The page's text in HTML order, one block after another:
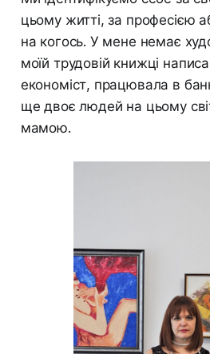
цьому житті, за професією
на когось. У мене немає
моїй трудовій книжці
економіст, працювала в
ще двоє людей на цьому
мамою.